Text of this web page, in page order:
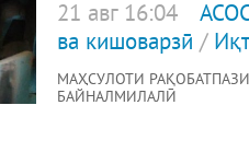
21 авг 16:04
ва кишоварзӣ /
МАҲСУЛОТИ
БАЙНАЛМИЛАЛӢ